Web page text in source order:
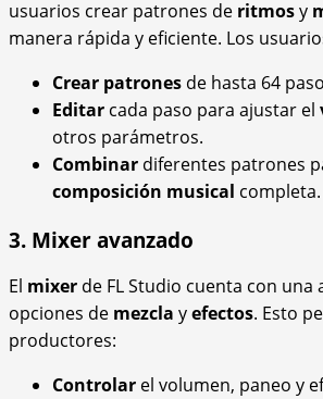
usuarios crear patrones de ritmosy
manera rápida y eficiente. Los
Crear patrones de hasta 64
Editar cada paso para ajustar el
otros parámetros.
Combinar diferentes patrones
composición musical completa.
3. Mixer avanzado
El mixer de FL Studio cuenta con una
opciones de mezcla yefectos. Esto
productores:
Controlar el volumen, paneo y